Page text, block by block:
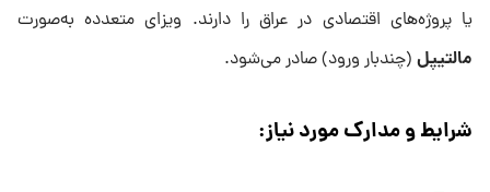
یا پروژه‌های اقتصادی در عراق را دارند. ویزای متعدده به‌صورت
مالتیپل (چندبار ورود) صادر می‌شود.
شرایط و مدارک مورد نیاز: